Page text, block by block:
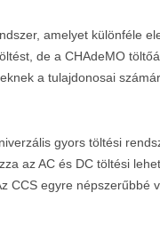
amelyet különféle
de a CHAdeMO
a tulajdonosai
gyors töltési
az AC és DC töltési
CCS egyre népszerűbbé